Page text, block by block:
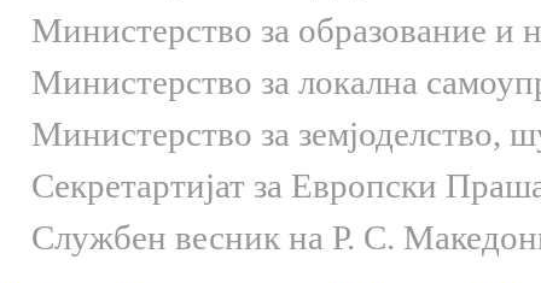
Министерство за образование и
Министерство за локална
Министерство за земјоделство,
Секретартијат за Европски
Службен весник на Р. С.